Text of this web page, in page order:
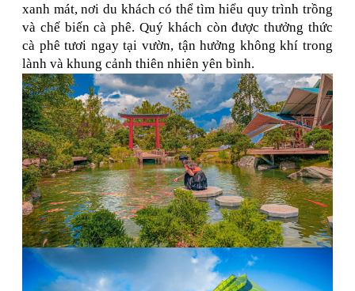
xanh mát, nơi du khách có thể tìm hiểu quy trình trồng
và chế biến cà phê. Quý khách còn được thưởng thức
cà phê tươi ngay tại vườn, tận hưởng không khí trong
lành và khung cảnh thiên nhiên yên bình.